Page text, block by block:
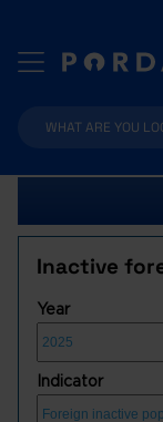
Inactive
Year
Indicator